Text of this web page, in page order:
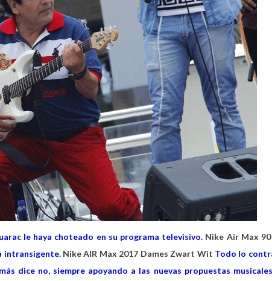
le haya choteado en su programa televisivo. Nike Air Max 90
intransigente. Nike AIR Max 2017 Dames Zwart Wit Todo lo
dice no, siempre apoyando a las nuevas propuestas